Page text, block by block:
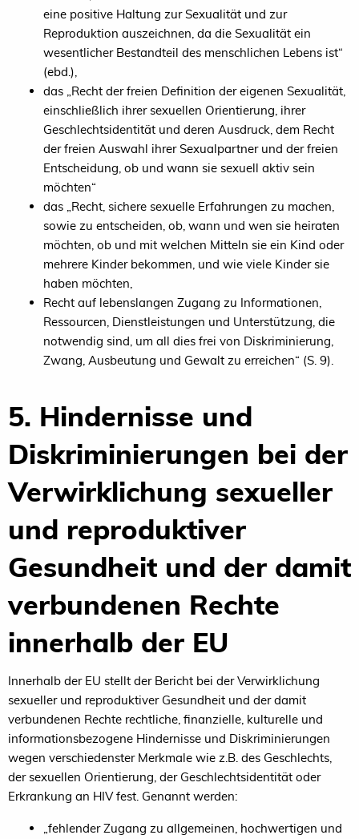
eine positive Haltung zur Sexualität und zur
Reproduktion auszeichnen, da die Sexualität ein
wesentlicher Bestandteil des menschlichen Lebens ist“
(ebd.),
das „Recht der freien Definition der eigenen Sexualität,
einschließlich ihrer sexuellen Orientierung, ihrer
Geschlechtsidentität und deren Ausdruck, dem Recht
der freien Auswahl ihrer Sexualpartner und der freien
Entscheidung, ob und wann sie sexuell aktiv sein
möchten“
das „Recht, sichere sexuelle Erfahrungen zu machen,
sowie zu entscheiden, ob, wann und wen sie heiraten
möchten, ob und mit welchen Mitteln sie ein Kind oder
mehrere Kinder bekommen, und wie viele Kinder sie
haben möchten,
Recht auf lebenslangen Zugang zu Informationen,
Ressourcen, Dienstleistungen und Unterstützung, die
notwendig sind, um all dies frei von Diskriminierung,
Zwang, Ausbeutung und Gewalt zu erreichen“ (S. 9).
5. Hindernisse und
Diskriminierungen bei der
Verwirklichung sexueller
und reproduktiver
Gesundheit und der damit
verbundenen Rechte
innerhalb der EU
Innerhalb der EU stellt der Bericht bei der Verwirklichung
sexueller und reproduktiver Gesundheit und der damit
verbundenen Rechte rechtliche, finanzielle, kulturelle und
informationsbezogene Hindernisse und Diskriminierungen
wegen verschiedenster Merkmale wie z.B. des Geschlechts,
der sexuellen Orientierung, der Geschlechtsidentität oder
Erkrankung an HIV fest. Genannt werden:
„fehlender Zugang zu allgemeinen, hochwertigen und